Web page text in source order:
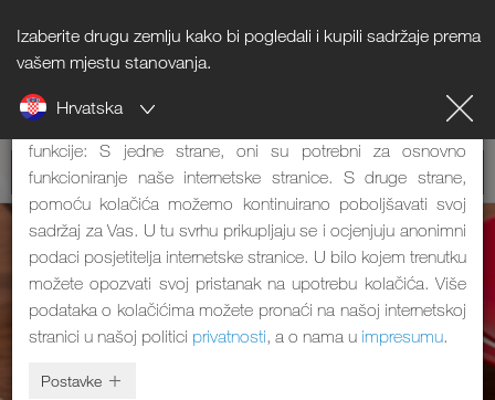
Izaberite drugu zemlju kako bi pogledali i kupili sadržaje prema
vašem mjestu stanovanja.
Hrvatska
Napomena o kolačićima
Naša internetska stranica koristi kolačiće. Oni imaju dvije
funkcije: S jedne strane, oni su potrebni za osnovno
funkcioniranje naše internetske stranice. S druge strane,
pomoću kolačića možemo kontinuirano poboljšavati svoj
sadržaj za Vas. U tu svrhu prikupljaju se i ocjenjuju anonimni
podaci posjetitelja internetske stranice. U bilo kojem trenutku
možete opozvati svoj pristanak na upotrebu kolačića. Više
podataka o kolačićima možete pronaći na našoj internetskoj
stranici u našoj politici privatnosti, a o nama u impresumu.
Postavke